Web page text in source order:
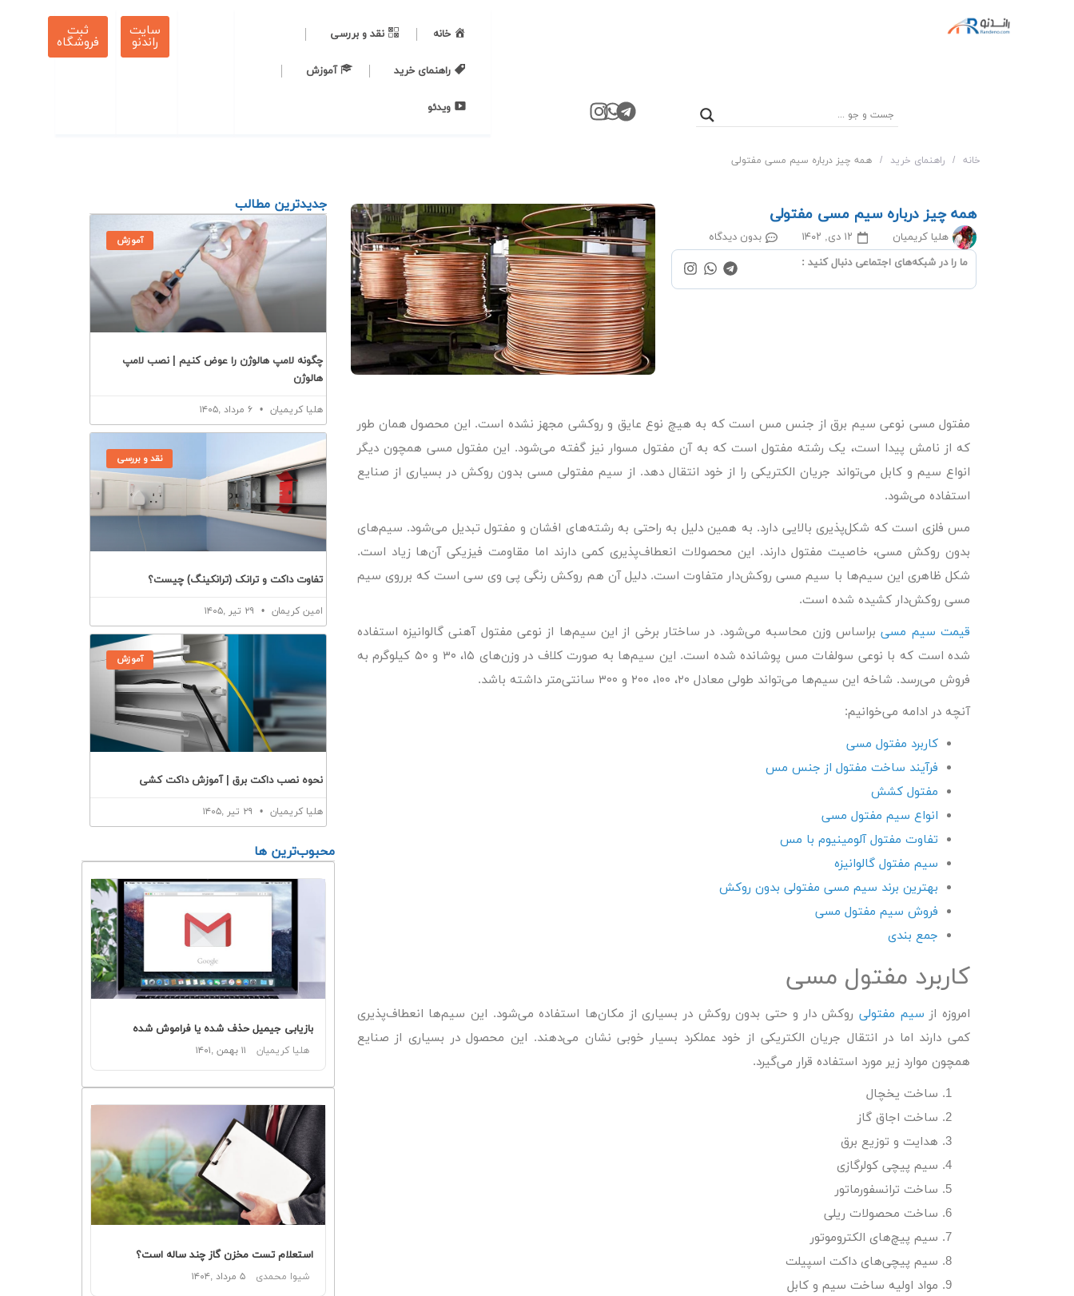
خانه نقد و بررسی
راهنمای خرید آموزش
ویدئو
سایت
راندنو
ثبت
فروشگاه
خانه / راهنمای خرید / همه چیز درباره سیم مسی مفتولی
جدیدترین مطالب
آموزش
چگونه لامپ هالوژن را عوض کنیم | نصب لامپ
هالوژن
هلیا کریمیان ۶ مرداد ,۱۴۰۵
نقد و بررسی
تفاوت داکت و ترانک (ترانکینگ) چیست؟
امین کریمان
آموزش
نحوه نصب داکت برق | آموزش داکت کشی
هلیا کریمیان
محبوب‌ترین ها
بازیابی جیمیل حذف شده یا فراموش شده
هلیا کریمیان ۱۱ بهمن ,۱۴۰۱
استعلام تست مخزن گاز چند ساله است؟
شیوا محمدی ۵ مرداد ,۱۴۰۴
همه چیز درباره سیم مسی مفتولی
هلیا کریمیان ۱۲ دی, ۱۴۰۲
بدون دیدگاه
ما را در شبکه‌‌های اجتماعی دنبال کنید :
مفتول مسی نوعی سیم برق از جنس مس است که به هیچ نوع عایق و روکشی مجهز نشده است. این محصول همان طور
که از نامش پیدا است، یک رشته مفتول است که به آن مفتول مسوار نیز گفته می‌شود. این مفتول مسی همچون دیگر
انواع سیم و کابل می‌تواند جریان الکتریکی را از خود انتقال دهد. از سیم مفتولی مسی بدون روکش در بسیاری از صنایع
استفاده می‌شود.
مس فلزی است که شکل‌پذیری بالایی دارد. به همین دلیل به راحتی به رشته‌های افشان و مفتول تبدیل می‌شود. سیم‌های
بدون روکش مسی، خاصیت مفتول دارند. این محصولات انعطاف‌پذیری کمی دارند اما مقاومت فیزیکی آن‌ها زیاد است.
شکل ظاهری این سیم‌ها با سیم مسی روکش‌دار متفاوت است. دلیل آن هم روکش رنگی پی وی سی است که برروی سیم
مسی روکش‌دار کشیده شده است.
قیمت سیم مسیبراساس وزن محاسبه می‌شود. در ساختار برخی از این سیم‌ها از نوعی مفتول آهنی گالوانیزه استفاده
شده است که با نوعی سولفات مس پوشانده شده است. این سیم‌ها به صورت کلاف در وزن‌های ۱۵، ۳۰ و ۵۰ کیلوگرم به
فروش می‌رسد. شاخه این سیم‌ها می‌تواند طولی معادل ۲۰، ۱۰۰، ۲۰۰ و ۳۰۰ سانتی‌متر داشته باشد.
آنچه در ادامه می‌خوانیم:
کاربرد مفتول مسی
فرآیند ساخت مفتول از جنس مس
مفتول کشش
انواع سیم مفتول مسی
تفاوت مفتول آلومینیوم با مس
سیم مفتول گالوانیزه
بهترین برند سیم مسی مفتولی بدون روکش
فروش سیم مفتول مسی
جمع بندی
کاربرد مفتول مسی
امروزه از سیم مفتولی روکش دار و حتی بدون روکش در بسیاری از مکان‌ها استفاده می‌شود. این سیم‌ها انعطاف‌پذیری
کمی دارند اما در انتقال جریان الکتریکی از خود عملکرد بسیار خوبی نشان می‌دهند. این محصول در بسیاری از صنایع
همچون موارد زیر مورد استفاده قرار می‌گیرد.
ساخت یخچال
ساخت اجاق گاز
هدایت و توزیع برق
سیم پیچی کولرگازی
ساخت ترانسفورماتور
ساخت محصولات ریلی
سیم پیچ‌های الکتروموتور
سیم پیچی‌های داکت اسپیلت
مواد اولیه ساخت سیم و کابل